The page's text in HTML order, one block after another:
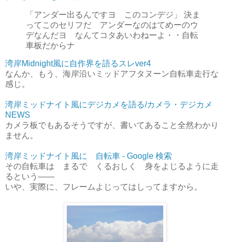
「アンダー出るんですヨ このコンデジ」 決ま
ってこのセリフだ アンダーなのはてめーのウ
デなんだヨ なんてコタあいわねーよ・・自転
車板だからナ
湾岸Midnight風に自作界を語るスレver4
なんか、もう、海岸沿いミッドアフタヌーン自転車走行な
感じ。
湾岸ミッドナイト風にデジカメを語る/カメラ・デジカメ
NEWS
カメラ板でもあるそうですが、書いてあること全然わかり
ません。
湾岸ミッドナイト風に 自転車 - Google 検索
その自転車は まるで くるおしく 身をよじるように走
るという――
いや、実際に、フレームよじってはしってますから。